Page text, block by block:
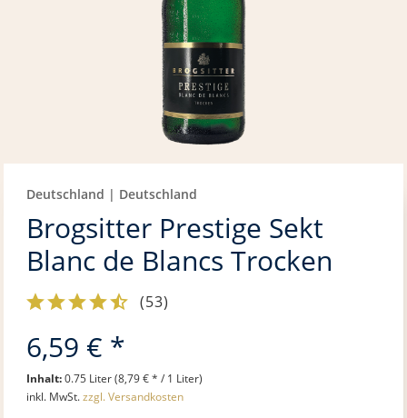
Deutschland | Deutschland
Brogsitter Prestige Sekt
Blanc de Blancs Trocken
(53)
6,59 € *
Inhalt:0.75 Liter (8,79 € * / 1 Liter)
inkl. MwSt.zzgl. Versandkosten